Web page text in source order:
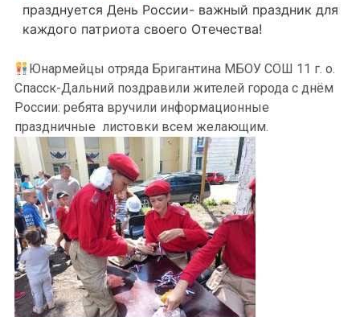
празднуется День России- важный праздник для
каждого патриота своего Отечества!
Юнармейцы отряда Бригантина МБОУ СОШ 11 г. о.
Спасск-Дальний поздравили жителей города с днём
России: ребята вручили информационные
праздничные листовки всем желающим.